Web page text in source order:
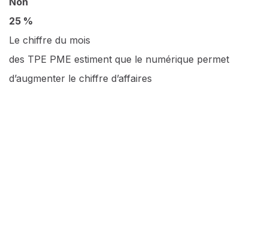
25 %
Le chiffre du mois
des TPE PME estiment que le numérique permet
d’augmenter le chiffre d’affaires